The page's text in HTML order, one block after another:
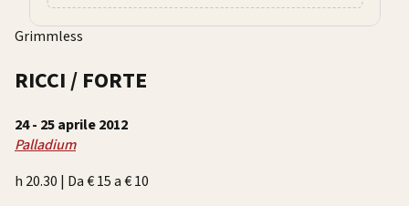
Grimmless
RICCI/ FORTE
24 - 25 aprile 2012
Palladium
h 20.30 | Da € 15 a € 10